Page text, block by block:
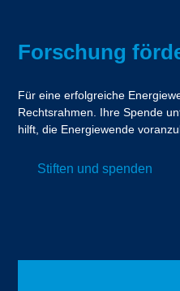
Forschung
Für eine erfolgreiche
Rechtsrahmen. Ihre Spende
hilft, die Energiewende
Stiften und spenden